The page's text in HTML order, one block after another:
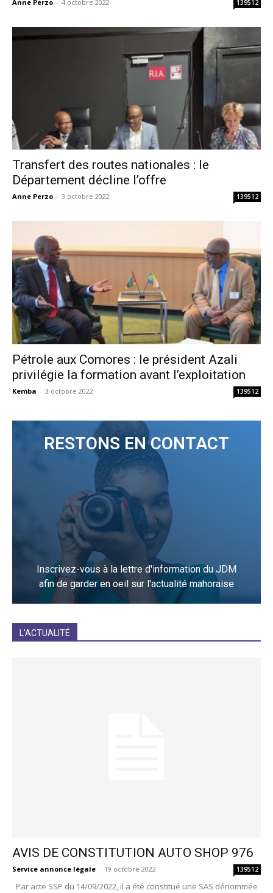
Anne Perzo - 4 octobre 2022 139512
Transfert des routes nationales : le
Département décline l’offre
Anne Perzo - 3 octobre 2022 139512
Pétrole aux Comores : le président Azali
privilégie la formation avant l’exploitation
Kemba - 3 octobre 2022 139512
RESTONS EN CONTACT
Inscrivez-vous à la lettre d'information du JDM
afin de garder en oeil sur l'actualité mahoraise
L'ACTUALITÉ
AVIS DE CONSTITUTION AUTO SHOP 976
Service annonce légale - 19 octobre 2022 139512
Par acte SSP du 14/09/2022, il a été constitué une SAS dénommée